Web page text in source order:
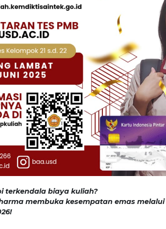
terkendala biaya kuliah?
membuka kesempatan emas